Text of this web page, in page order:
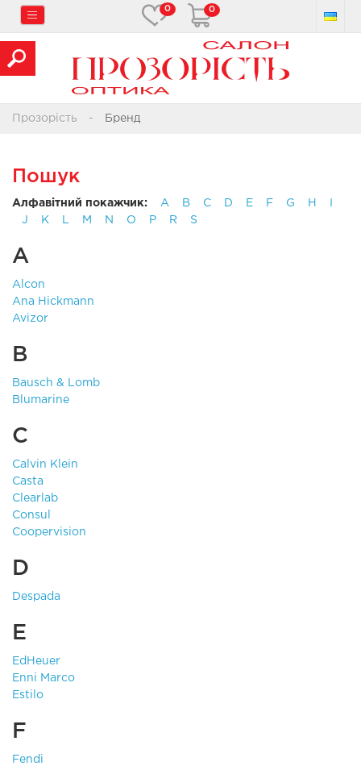
0 0
Прозорість Бренд
Пошук
Алфавітний покажчик: A B C D E F G H
J
K M N O P R S
A
Alcon
Ana Hickmann
Avizor
B
Bausch & Lomb
Blumarine
C
Calvin Klein
Casta
Clearlab
Consul
Coopervision
D
Despada
E
EdHeuer
Enni Marco
Estilo
F
Fendi